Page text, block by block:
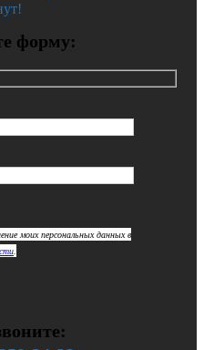
форму:
моих персональных данных в